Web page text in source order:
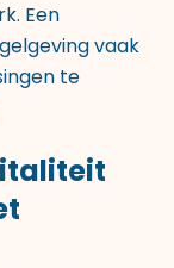
Een
vaak
te